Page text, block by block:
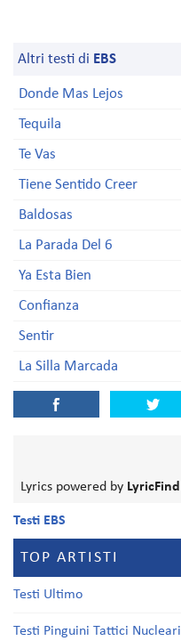
Altri testi di EBS
Donde Mas Lejos
Tequila
Te Vas
Tiene Sentido Creer
Baldosas
La Parada Del 6
Ya Esta Bien
Confianza
Sentir
La Silla Marcada
Lyrics powered by LyricFind
Testi EBS
TOP ARTISTI
Testi Ultimo
Testi Pinguini Tattici Nucleari